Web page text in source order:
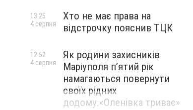
Хто не має права на
відстрочку пояснив ТЦК
13:25
4 серпня
Як родини захисників
Маріуполя пʼятий рік
намагаються повернути
своїх рідних
додому.«Оленівка триває»
12:52
4 серпня